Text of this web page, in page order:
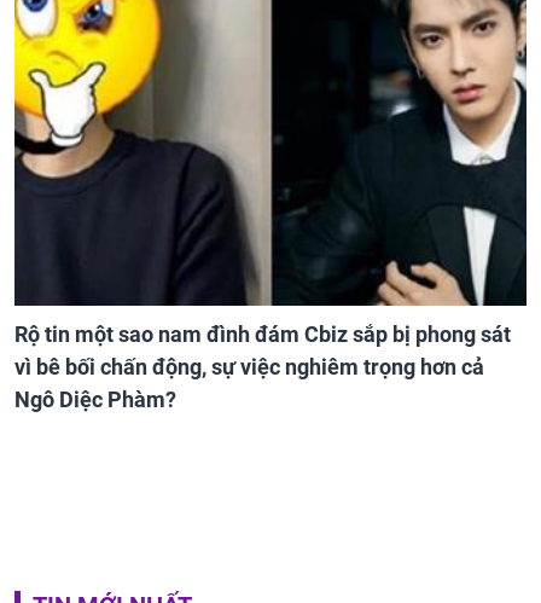
Rộ tin một sao nam đình đám Cbiz sắp bị phong sát
vì bê bối chấn động, sự việc nghiêm trọng hơn cả
Ngô Diệc Phàm?